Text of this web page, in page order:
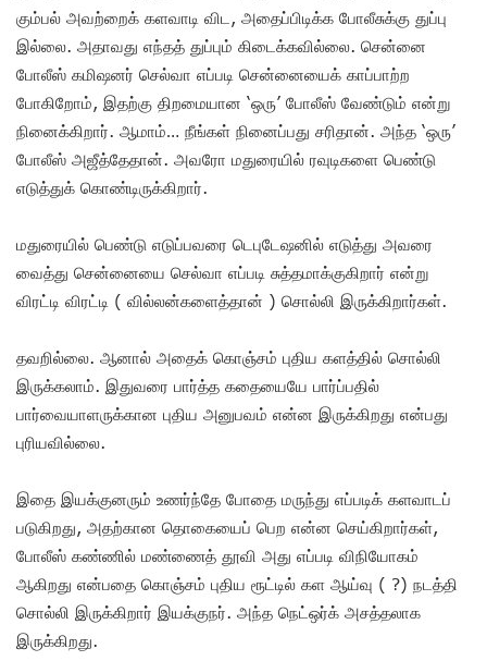
கும்பல் அவற்றைக் களவாடி விட, அதைப்பிடிக்க போலீசுக்கு துப்பு
இல்லை. அதாவது எந்தத் துப்பும் கிடைக்கவில்லை. சென்னை
போலீஸ் கமிஷனர் செல்வா எப்படி சென்னையைக் காப்பாற்ற
போகிறோம், இதற்கு திறமையான ‘ஒரு’ போலீஸ் வேண்டும் என்று
நினைக்கிறார். ஆமாம்… நீங்கள் நினைப்பது சரிதான். அந்த ‘ஒரு’
போலீஸ் அஜீத்தேதான். அவரோ மதுரையில் ரவுடிகளை பெண்டு
எடுத்துக் கொண்டிருக்கிறார்.
மதுரையில் பெண்டு எடுப்பவரை டெபுடேஷனில் எடுத்து அவரை
வைத்து சென்னையை செல்வா எப்படி சுத்தமாக்குகிறார் என்று
விரட்டி விரட்டி ( வில்லன்களைத்தான் ) சொல்லி இருக்கிறார்கள்.
தவறில்லை. ஆனால் அதைக் கொஞ்சம் புதிய களத்தில் சொல்லி
இருக்கலாம். இதுவரை பார்த்த கதையையே பார்ப்பதில்
பார்வையாளருக்கான புதிய அனுபவம் என்ன இருக்கிறது என்பது
புரியவில்லை.
இதை இயக்குனரும் உணர்ந்தே போதை மருந்து எப்படிக் களவாடப்
படுகிறது, அதற்கான தொகையைப் பெற என்ன செய்கிறார்கள்,
போலீஸ் கண்ணில் மண்ணைத் தூவி அது எப்படி விநியோகம்
ஆகிறது என்பதை கொஞ்சம் புதிய ரூட்டில் கள ஆய்வு ( ?) நடத்தி
சொல்லி இருக்கிறார் இயக்குநர். அந்த நெட்ஒர்க் அசத்தலாக
இருக்கிறது.